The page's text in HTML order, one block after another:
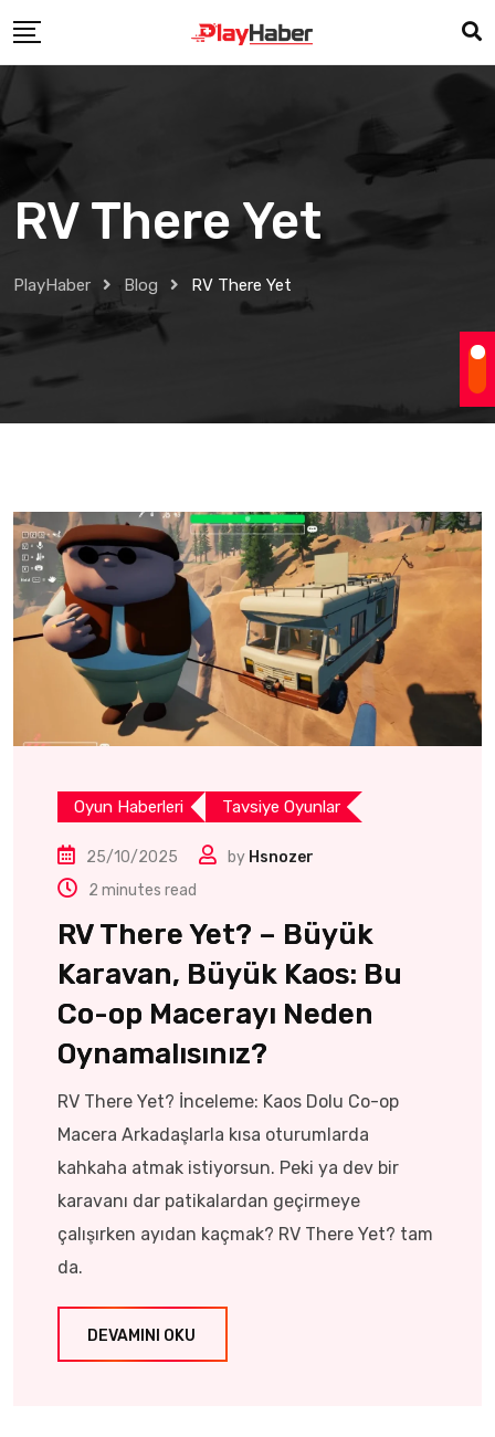
to
RV There Yet
PlayHaber Blog RV There Yet
Oyun Haberleri Tavsiye Oyunlar
25/10/2025 by Hsnozer
2 minutes read
RV There Yet? – Büyük
Karavan, Büyük Kaos: Bu
Co-op Macerayı Neden
Oynamalısınız?
RV There Yet? İnceleme: Kaos Dolu Co-op
Macera Arkadaşlarla kısa oturumlarda
kahkaha atmak istiyorsun. Peki ya dev bir
karavanı dar patikalardan geçirmeye
çalışırken ayıdan kaçmak? RV There Yet? tam
da.
DEVAMINI OKU